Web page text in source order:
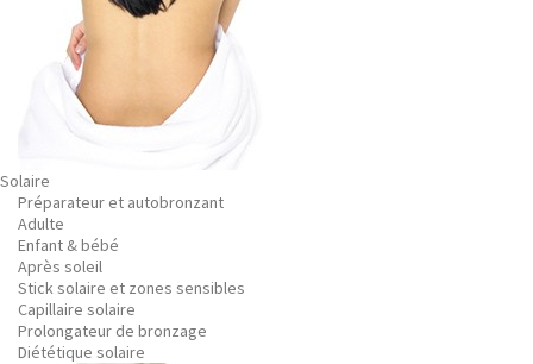
Solaire
Préparateur et autobronzant
Adulte
Enfant & bébé
Après soleil
Stick solaire et zones sensibles
Capillaire solaire
Prolongateur de bronzage
Diététique solaire